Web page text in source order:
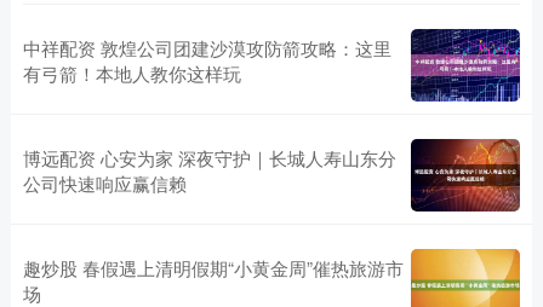
中祥配资 敦煌公司团建沙漠攻防箭攻略：这里
有弓箭！本地人教你这样玩
博远配资 心安为家 深夜守护｜长城人寿山东分
公司快速响应赢信赖
趣炒股 春假遇上清明假期“小黄金周”催热旅游市
场